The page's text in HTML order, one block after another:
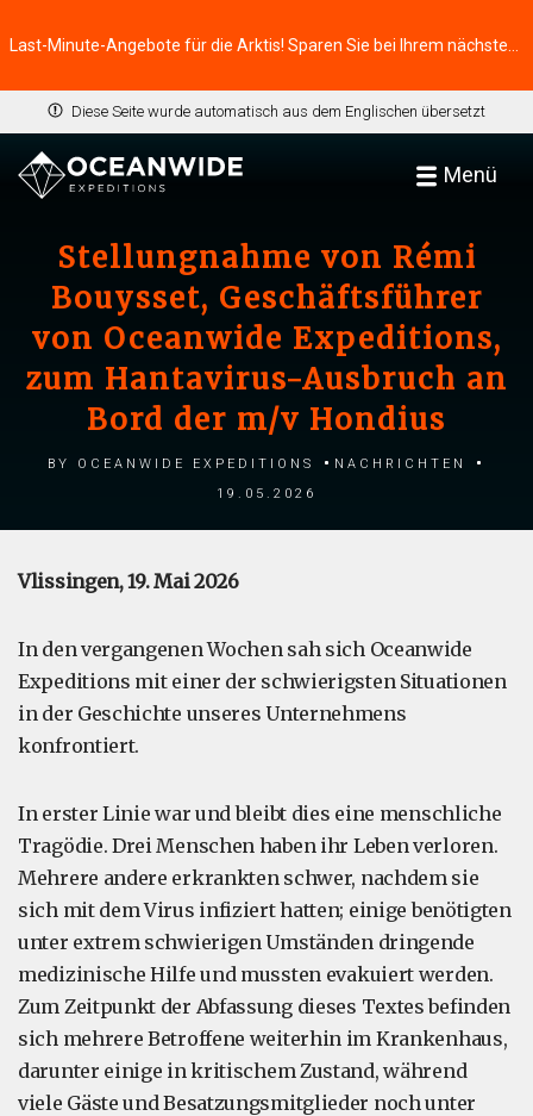
Diese Seite wurde automatisch aus dem Englischen übersetzt
Menü
Stellungnahme von Rémi
Bouysset, Geschäftsführer
von Oceanwide Expeditions,
zum Hantavirus-Ausbruch an
Bord der m/v Hondius
by Oceanwide Expeditions
Nachrichten
19.05.2026
Vlissingen, 19. Mai 2026
In den vergangenen Wochen sah sich Oceanwide
Expeditions mit einer der schwierigsten Situationen
in der Geschichte unseres Unternehmens
konfrontiert.
In erster Linie war und bleibt dies eine menschliche
Tragödie. Drei Menschen haben ihr Leben verloren.
Mehrere andere erkrankten schwer, nachdem sie
sich mit dem Virus infiziert hatten; einige benötigten
unter extrem schwierigen Umständen dringende
medizinische Hilfe und mussten evakuiert werden.
Zum Zeitpunkt der Abfassung dieses Textes befinden
sich mehrere Betroffene weiterhin im Krankenhaus,
darunter einige in kritischem Zustand, während
viele Gäste und Besatzungsmitglieder noch unter